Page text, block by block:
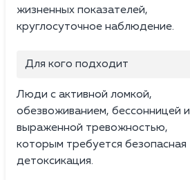
жизненных показателей,
круглосуточное наблюдение.
Для кого подходит
Люди с активной ломкой,
обезвоживанием, бессонницей и
выраженной тревожностью,
которым требуется безопасная
детоксикация.